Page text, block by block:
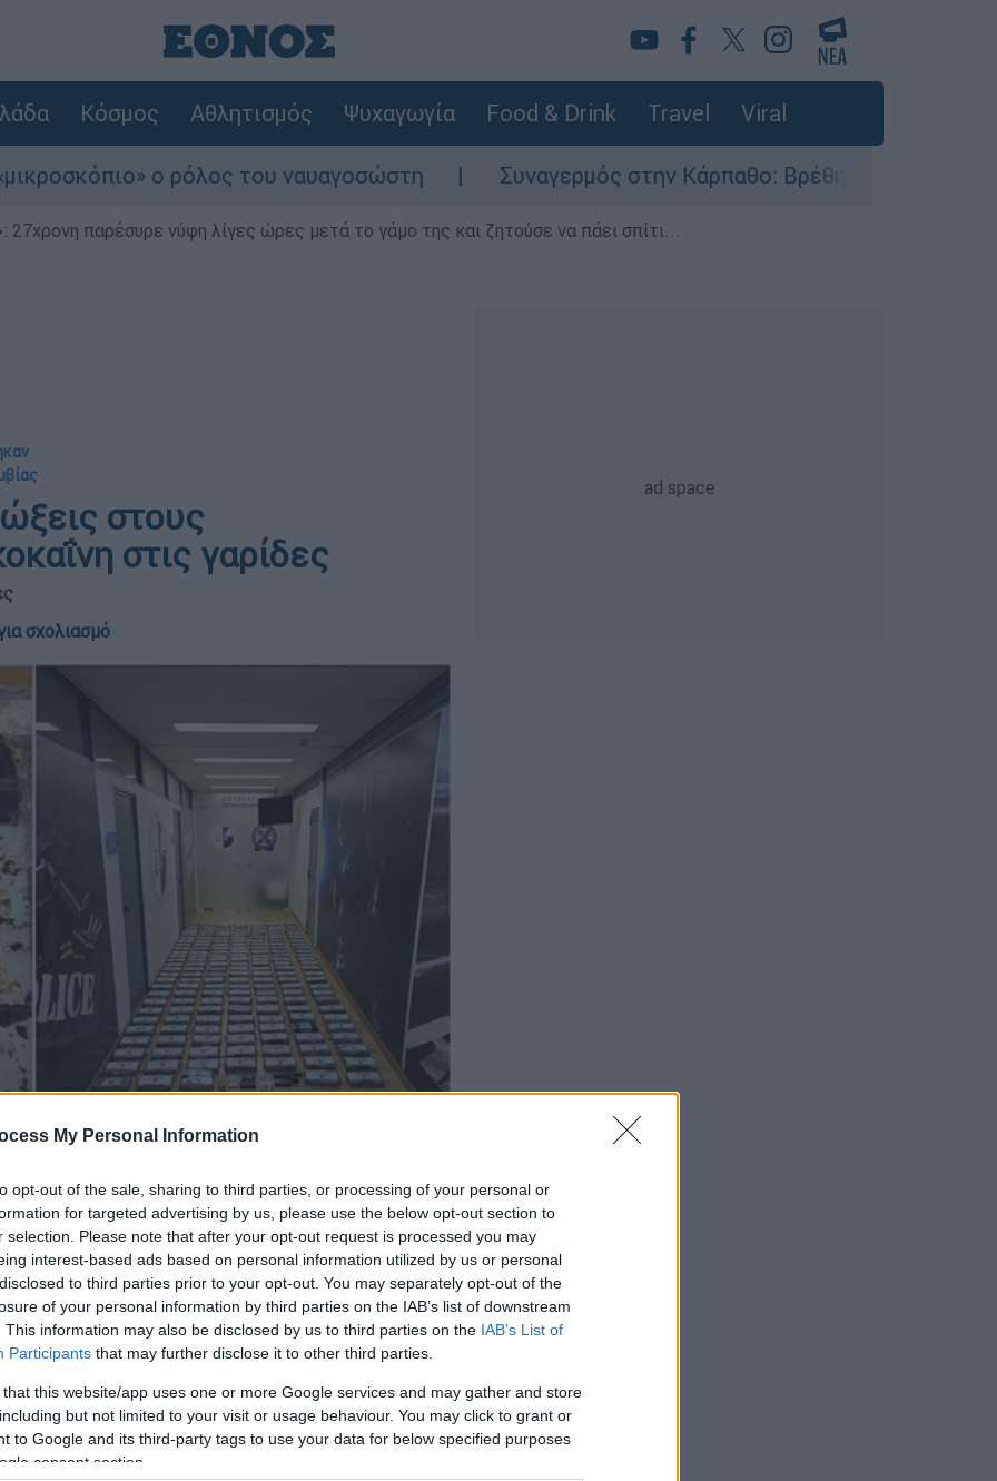
My Personal Information
opt-out of the sale, sharing to third parties, or processing of your personal or
for targeted advertising by us, please use the below opt-out section to
selection. Please note that after your opt-out request is processed you may
interest-based ads based on personal information utilized by us or personal
to third parties prior to your opt-out. You may separately opt-out of the
of your personal information by third parties on the IAB’s list of downstream
This information may also be disclosed by us to third parties on the IAB’s List of
Participants that may further disclose it to other third parties.
that this website/app uses one or more Google services and may gather and store
but not limited to your visit or usage behaviour. You may click to grant or
to Google and its third-party tags to use your data for below specified purposes
consent section.
Κόσμος Αθλητισμός Ψυχαγωγία Food & Drink Travel Viral
ο ρόλος του ναυαγοσώστη Συναγερμός στην Κάρπαθο: Βρέθηκαν παλιά πυρομαχικά
παρέσυρε νύφη λίγες ώρες μετά το γάμο της και ζητούσε να πάει σπίτι...
στους
στις γαρίδες
σχολιασμό
το ΕΘΝΟΣ στη Google
στουςσυλληφθέντεςγια τα 200
της δίωξης ναρκωτικών στο
με γαρίδες.